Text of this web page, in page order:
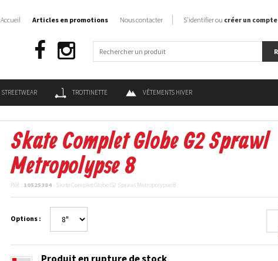
STREETWEAR TROTTINETTE VÊTEMENTS HIVER
Accueil Articles en promotions Nous contacter S'identifier ou créer un compte
Skate Complet Globe G2 Sprawl
Metropolypse 8
Réf. : 10525384 - Skate Complet Globe G2 Sprawl Metropolypse 8
Options :